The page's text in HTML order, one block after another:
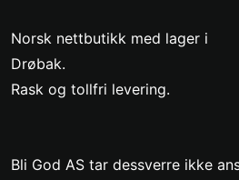
Norsk nettbutikk med lager i
Drøbak.
Rask og tollfri levering.
Bli God AS tar dessverre ikke